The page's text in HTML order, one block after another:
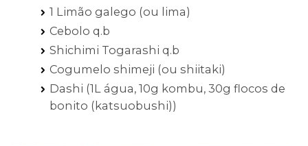
1 Limão galego (ou lima)
Cebolo q.b
Shichimi Togarashi q.b
Cogumelo shimeji (ou shiitaki)
Dashi (1L água, 10g kombu, 30g flocos de
bonito (katsuobushi))